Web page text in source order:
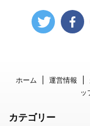
ホーム 運営情報
ッ
カテゴリー